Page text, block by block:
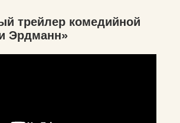
трейлер комедийной
Эрдманн»